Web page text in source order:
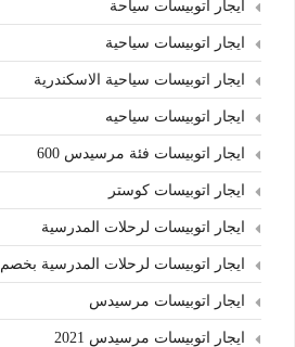
ايجار اتوبيسات سياحة
ايجار اتوبيسات سياحية
ايجار اتوبيسات سياحية الاسكندرية
ايجار اتوبيسات سياحيه
ايجار اتوبيسات فئة مرسيدس 600
ايجار اتوبيسات كوستر
ايجار اتوبيسات لرحلات المدرسية
ايجار اتوبيسات لرحلات المدرسية بخصم 5% للقطاع الحكومي
ايجار اتوبيسات مرسيدس
ايجار اتوبيسات مرسيدس 2021